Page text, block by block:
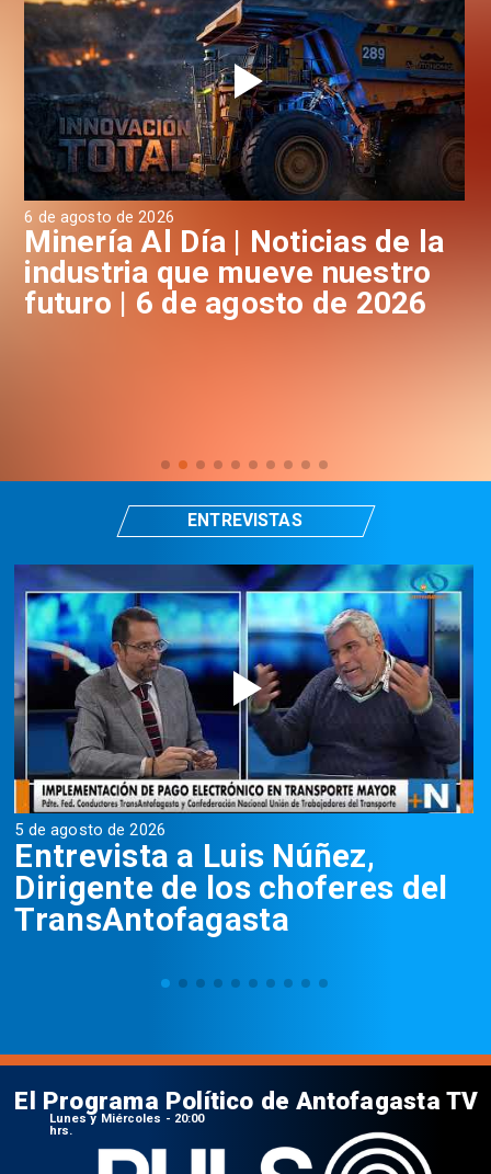
6 de agosto de 2026
Minería Al Día | Noticias de la
industria que mueve nuestro
futuro | 6 de agosto de 2026
5 de agosto de 2026
Entrevista a Luis Núñez,
Dirigente de los choferes del
TransAntofagasta
ENTREVISTAS
El Programa Político de Antofagasta TV
Lunes y Miércoles - 20:00
hrs.